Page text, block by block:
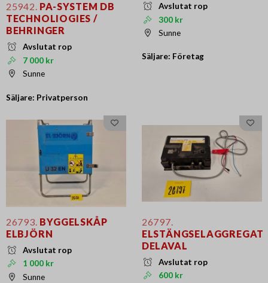
25942. PA-SYSTEM DB
TECHNOLIOGIES /
BEHRINGER
Avslutat rop
7 000 kr
Sunne
Säljare: Privatperson
Avslutat rop
300 kr
Sunne
Säljare: Företag
26793. BYGGELSKÅP
ELBJÖRN
Avslutat rop
1 000 kr
Sunne
26797.
ELSTÄNGSELAGGREGAT
DELAVAL
Avslutat rop
600 kr